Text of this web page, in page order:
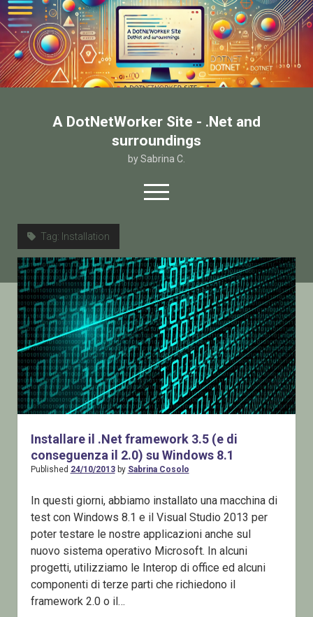
A DotNetWorker Site - .Net and
surroundings
by Sabrina C.
open
menu
Home
Chi sono
Contatto
Tag: Installation
Installare il .Net framework 3.5 (e di
conseguenza il 2.0) su Windows 8.1
Published 24/10/2013by Sabrina Cosolo
In questi giorni, abbiamo installato una macchina di
test con Windows 8.1 e il Visual Studio 2013 per
poter testare le nostre applicazioni anche sul
nuovo sistema operativo Microsoft. In alcuni
progetti, utilizziamo le Interop di office ed alcuni
componenti di terze parti che richiedono il
framework 2.0 o il…